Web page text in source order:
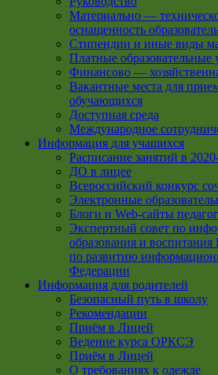
Материально —
оснащенность
Стипендии и иные виды
Платные образовательные
Финансово —
Вакантные места для
обучающихся
Доступная среда
Международное
Информация для учащихся
Расписание занятий в
ДО в лицее
Всероссийский конкурс
Электронные
Блоги и Web-сайты
Экспертный совет по
образования и
по развитию
Федерации
Информация для родителей
Безопасный путь в школу
Рекомендации
Приём в Лицей
Ведение курса ОРКСЭ
Приём в Лицей
О требованиях к одежде